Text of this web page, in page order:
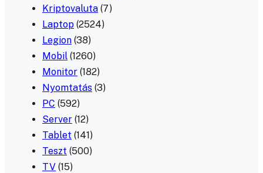
Kriptovaluta (7)
Laptop (2524)
Legion (38)
Mobil (1260)
Monitor (182)
Nyomtatás (3)
PC (592)
Server (12)
Tablet (141)
Teszt (500)
TV (15)